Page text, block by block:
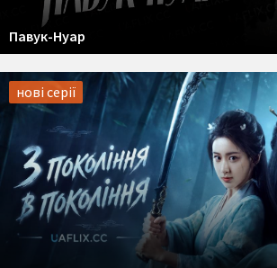
Павук-Нуар
нові серії